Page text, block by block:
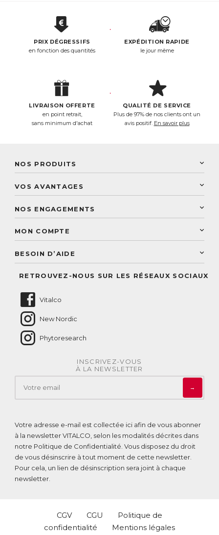
PRIX DÉGRESSIFS
en fonction des quantités
EXPÉDITION RAPIDE
le jour même
LIVRAISON OFFERTE
en point retrait,
sans minimum d'achat
QUALITÉ DE SERVICE
Plus de 97% de nos clients ont un
avis positif. En savoir plus
NOS PRODUITS
Laboratoire Landais
Découvrez le catalogue
VOS AVANTAGES
Paiement sécurisé
Conseils personnalisés
NOS ENGAGEMENTS
Conseil personnalisé
MON COMPTE
BESOIN D’AIDE
RETROUVEZ-NOUS SUR LES RÉSEAUX SOCIAUX
Vitalco
New Nordic
Phytoresearch
INSCRIVEZ-VOUS
À LA NEWSLETTER
→
Votre adresse e-mail est collectée ici afin de vous abonner
à la newsletter VITALCO, selon les modalités décrites dans
notre Politique de Confidentialité . Vous disposez du droit
de vous désinscrire à tout moment de cette newsletter.
Pour cela, un lien de désinscription sera joint à chaque
newsletter.
CGV CGU
Politique de
confidentialité
Mentions légales